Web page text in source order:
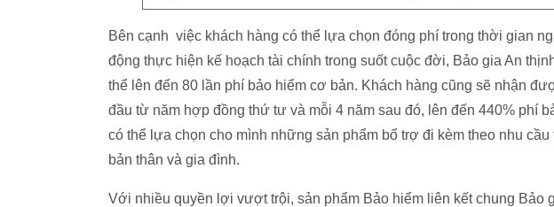
Bên cạnh việc khách hàng có thể lựa chọn đóng phí trong thời gian
động thực hiện kế hoạch tài chính trong suốt cuộc đời, Bảo gia An
thể lên đến 80 lần phí bảo hiểm cơ bản. Khách hàng cũng sẽ nhận
đầu từ năm hợp đồng thứ tư và mỗi 4 năm sau đó, lên đến 440% phí
có thể lựa chọn cho mình những sản phẩm bổ trợ đi kèm theo nhu
bản thân và gia đình.
Với nhiều quyền lợi vượt trội, sản phẩm Bảo hiểm liên kết chung Bảo